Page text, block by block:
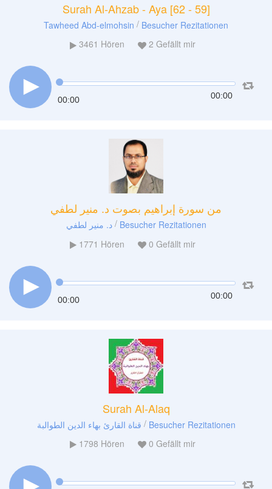
Surah Al-Ahzab - Aya [62 - 59]
Tawheed Abd-elmohsin / Besucher Rezitationen
3461 Hören 2 Gefällt mir
00:00 00:00
من سورة إبراهيم بصوت د. منير لطفي
د. منير لطفي/ Besucher Rezitationen
1771 Hören 0 Gefällt mir
00:00 00:00
Surah Al-Alaq
قناة القارئ بهاء الدين الطوالبة / Besucher Rezitationen
1798 Hören 0 Gefällt mir